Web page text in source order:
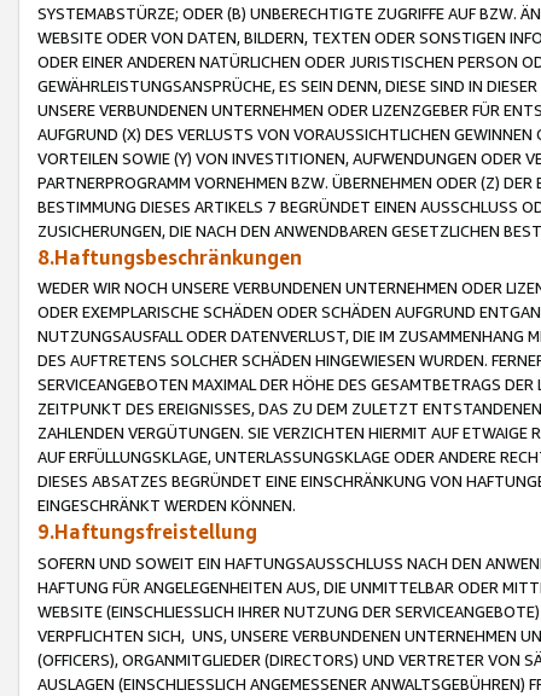
SYSTEMABSTÜRZE; ODER (B) UNBERECHTIGTE ZUGRIFFE AUF BZW.
WEBSITE ODER VON DATEN, BILDERN, TEXTEN ODER SONSTIGEN
ODER EINER ANDEREN NATÜRLICHEN ODER JURISTISCHEN PERSON
GEWÄHRLEISTUNGSANSPRÜCHE, ES SEIN DENN, DIESE SIND IN
UNSERE VERBUNDENEN UNTERNEHMEN ODER LIZENZGEBER FÜR
AUFGRUND (X) DES VERLUSTS VON VORAUSSICHTLICHEN
VORTEILEN SOWIE (Y) VON INVESTITIONEN, AUFWENDUNGEN ODER
PARTNERPROGRAMM VORNEHMEN BZW. ÜBERNEHMEN ODER (Z)
BESTIMMUNG DIESES ARTIKELS 7 BEGRÜNDET EINEN AUSSCHLUSS
ZUSICHERUNGEN, DIE NACH DEN ANWENDBAREN GESETZLICHEN
8.Haftungsbeschränkungen
WEDER WIR NOCH UNSERE VERBUNDENEN UNTERNEHMEN ODER
ODER EXEMPLARISCHE SCHÄDEN ODER SCHÄDEN AUFGRUND
NUTZUNGSAUSFALL ODER DATENVERLUST, DIE IM ZUSAMMENHANG
DES AUFTRETENS SOLCHER SCHÄDEN HINGEWIESEN WURDEN.
SERVICEANGEBOTEN MAXIMAL DER HÖHE DES GESAMTBETRAGS
ZEITPUNKT DES EREIGNISSES, DAS ZU DEM ZULETZT
ZAHLENDEN VERGÜTUNGEN. SIE VERZICHTEN HIERMIT AUF
AUF ERFÜLLUNGSKLAGE, UNTERLASSUNGSKLAGE ODER ANDERE
DIESES ABSATZES BEGRÜNDET EINE EINSCHRÄNKUNG VON
EINGESCHRÄNKT WERDEN KÖNNEN.
9.Haftungsfreistellung
SOFERN UND SOWEIT EIN HAFTUNGSAUSSCHLUSS NACH DEN
HAFTUNG FÜR ANGELEGENHEITEN AUS, DIE UNMITTELBAR ODER
WEBSITE (EINSCHLIESSLICH IHRER NUTZUNG DER
VERPFLICHTEN SICH, UNS, UNSERE VERBUNDENEN UNTERNEHMEN
(OFFICERS), ORGANMITGLIEDER (DIRECTORS) UND VERTRETER VON
AUSLAGEN (EINSCHLIESSLICH ANGEMESSENER